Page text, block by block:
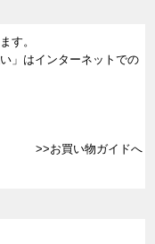
す。
」はインターネットでの
>>お買い物ガイドへ